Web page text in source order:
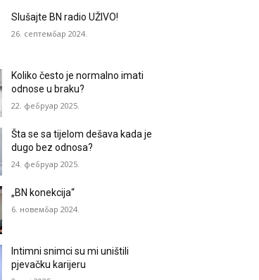
Slušajte BN radio UŽIVO!
26. септембар 2024.
Koliko često je normalno imati
odnose u braku?
22. фебруар 2025.
Šta se sa tijelom dešava kada je
dugo bez odnosa?
24. фебруар 2025.
„BN konekcija“
6. новембар 2024.
Intimni snimci su mi uništili
pjevačku karijeru